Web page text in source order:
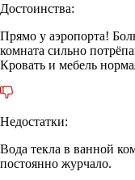
Достоинства:
Прямо у аэропорта!
комната сильно
Кровать и мебель
Недостатки:
Вода текла в ванной
постоянно журчало.